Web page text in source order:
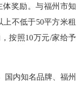
体奖励。与福州市知
不低于50平方米租
按照10万元/家给予
内知名品牌、福州